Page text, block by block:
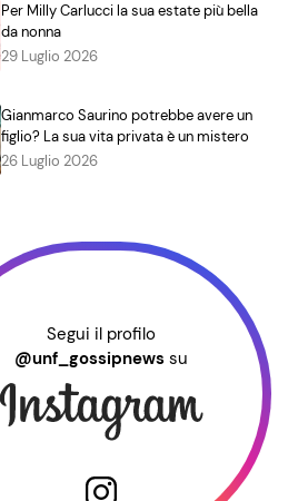
Per Milly Carlucci la sua estate più bella
da nonna
29 Luglio 2026
Gianmarco Saurino potrebbe avere un
figlio? La sua vita privata è un mistero
26 Luglio 2026
Segui il profilo
@unf_gossipnews su